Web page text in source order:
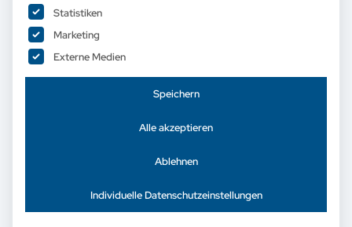
Statistiken
Marketing
Externe Medien
Speichern
Alle akzeptieren
Ablehnen
Individuelle Datenschutzeinstellungen